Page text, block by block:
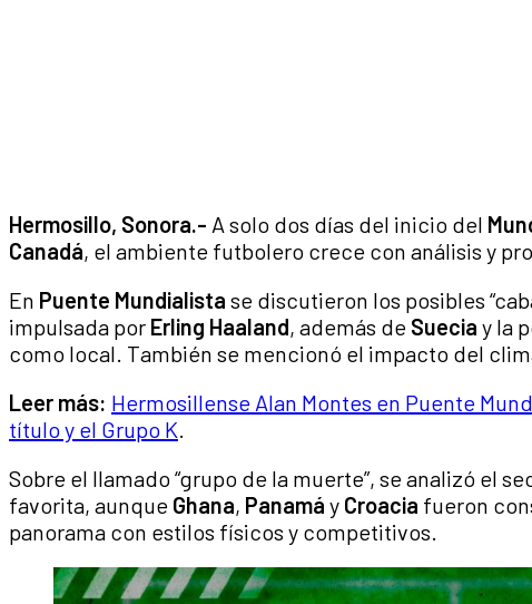
Hermosillo, Sonora.- A solo dos días del inicio del
Canadá, el ambiente futbolero crece con análisis y
En Puente Mundialista se discutieron los posibles
impulsada por Erling Haaland, además de Suecia y la
como local. También se mencionó el impacto del
Leer más: Hermosillense Alan Montes en Puente
título y el Grupo K.
Sobre el llamado “grupo de la muerte”, se analizó el
favorita, aunque Ghana, Panamá y Croacia fueron
panorama con estilos físicos y competitivos.